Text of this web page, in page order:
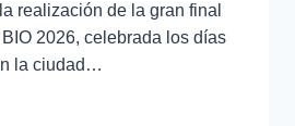
realización de la gran final
2026, celebrada los días
la ciudad…